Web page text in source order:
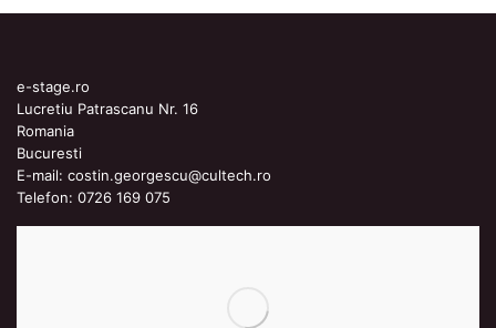
e-stage.ro
Lucretiu Patrascanu Nr. 16
Romania
Bucuresti
E-mail: costin.georgescu@cultech.ro
Telefon: 0726 169 075